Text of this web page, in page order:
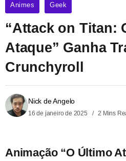
Animes Geek
“Attack on Titan:
Ataque” Ganha
Crunchyroll
Nick de Angelo
16 de janeiro de 2025 2 Mins
Animação “O Último